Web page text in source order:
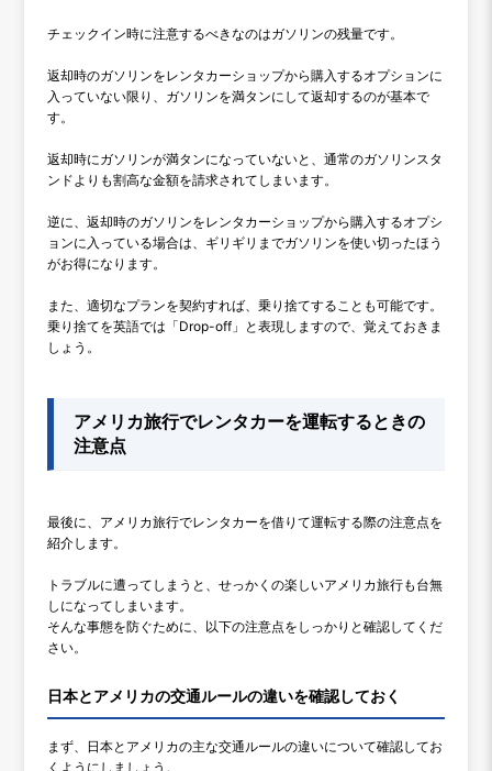
チェックイン時に注意するべきなのはガソリンの残量です。
返却時のガソリンをレンタカーショップから購入するオプションに
入っていない限り、ガソリンを満タンにして返却するのが基本で
す。
返却時にガソリンが満タンになっていないと、通常のガソリンスタ
ンドよりも割高な金額を請求されてしまいます。
逆に、返却時のガソリンをレンタカーショップから購入するオプシ
ョンに入っている場合は、ギリギリまでガソリンを使い切ったほう
がお得になります。
また、適切なプランを契約すれば、乗り捨てすることも可能です。
乗り捨てを英語では「Drop-off」と表現しますので、覚えておきま
しょう。
アメリカ旅行でレンタカーを運転するときの
注意点
最後に、アメリカ旅行でレンタカーを借りて運転する際の注意点を
紹介します。
トラブルに遭ってしまうと、せっかくの楽しいアメリカ旅行も台無
しになってしまいます。
そんな事態を防ぐために、以下の注意点をしっかりと確認してくだ
さい。
日本とアメリカの交通ルールの違いを確認しておく
まず、日本とアメリカの主な交通ルールの違いについて確認してお
くようにしましょう。